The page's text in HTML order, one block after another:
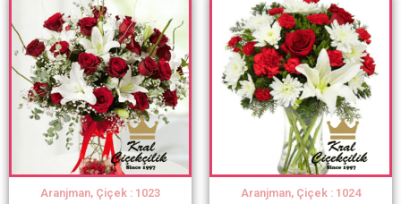
Aranjman, Çiçek : 1023 Aranjman, Çiçek : 1024